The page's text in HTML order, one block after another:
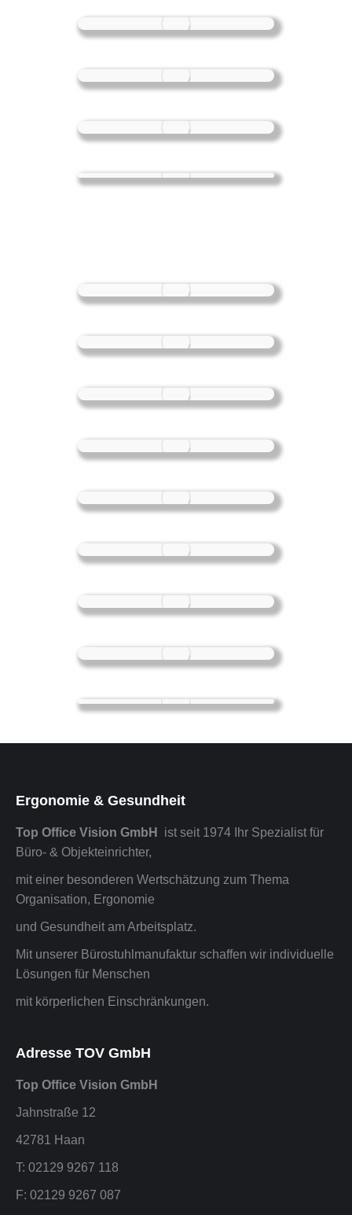
Ergonomie & Gesundheit
Top Office Vision GmbH
ist seit 1974 Ihr Spezialist für
Büro- & Objekteinrichter,
mit einer besonderen Wertschätzung zum Thema
Organisation, Ergonomie
und Gesundheit am Arbeitsplatz.
Mit unserer Bürostuhlmanufaktur schaffen wir individuelle
Lösungen für Menschen
mit körperlichen Einschränkungen.
Adresse TOV GmbH
Top Office Vision GmbH
Jahnstraße 12
42781 Haan
T: 02129 9267 118
F: 02129 9267 087